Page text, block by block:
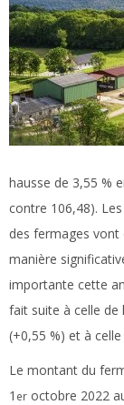
hausse de 3,55 %
contre 106,48).
des fermages
manière
importante cette
fait suite à celle de
(+0,55 %) et à
Le montant du
1 er octobre 2022